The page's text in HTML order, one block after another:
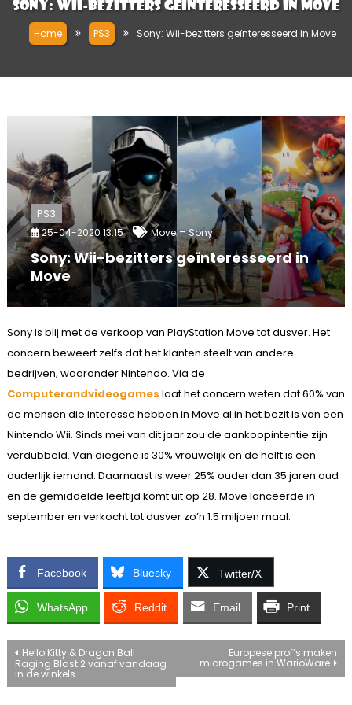
Sony: Wii-bezitters geïnteresseerd in Move
Home PS3 Sony: Wii-bezitters geïnteresseerd in Move
PS3
25-04-2020 13:15 Move-Sony
Sony: Wii-bezitters geïnteresseerd in
Move
Sony is blij met de verkoop van PlayStation Move tot dusver. Het
concern beweert zelfs dat het klanten steelt van andere
bedrijven, waaronder Nintendo. Via de
Computerandvideogames laat het concern weten dat 60% van
de mensen die interesse hebben in Move al in het bezit is van een
Nintendo Wii. Sinds mei van dit jaar zou de aankoopintentie zijn
verdubbeld. Van diegene is 30% vrouwelijk en de helft is een
ouderlijk iemand. Daarnaast is weer 25% ouder dan 35 jaren oud
en de gemiddelde leeftijd komt uit op 28. Move lanceerde in
september en verkocht tot dusver zo’n 1.5 miljoen maal.
Facebook Bluesky Twitter/X
WhatsApp Reddit Email Print
Bericht
navigatie
Hello Kitty & Dragon Ball
Raging Blast 2 vanaf vandaag
in de winkels
Europese prof’s maken
microgames in WarioWare